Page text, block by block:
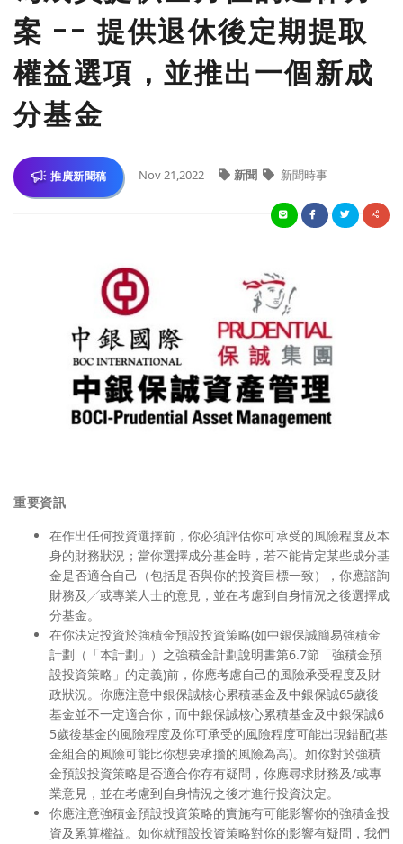
案 -- 提供退休後定期提取
權益選項，並推出一個新成
分基金
推廣新聞稿 Nov 21,2022 新聞 新聞時事
重要資訊
在作出任何投資選擇前，你必須評估你可承受的風險程度及本
身的財務狀況；當你選擇成分基金時，若不能肯定某些成分基
金是否適合自己（包括是否與你的投資目標一致），你應諮詢
財務及╱或專業人士的意見，並在考慮到自身情況之後選擇成
分基金。
在你決定投資於強積金預設投資策略(如中銀保誠簡易強積金
計劃（「本計劃」）之強積金計劃說明書第6.7節「強積金預
設投資策略」的定義)前，你應考慮自己的風險承受程度及財
政狀況。你應注意中銀保誠核心累積基金及中銀保誠65歲後
基金並不一定適合你，而中銀保誠核心累積基金及中銀保誠6
5歲後基金的風險程度及你可承受的風險程度可能出現錯配(基
金組合的風險可能比你想要承擔的風險為高)。如你對於強積
金預設投資策略是否適合你存有疑問，你應尋求財務及/或專
業意見，並在考慮到自身情況之後才進行投資決定。
你應注意強積金預設投資策略的實施有可能影響你的強積金投
資及累算權益。如你就預設投資策略對你的影響有疑問，我們